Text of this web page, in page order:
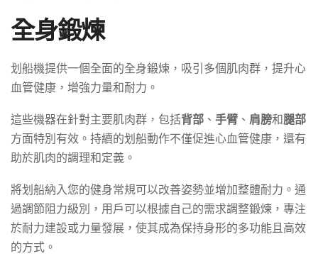
全身鍛煉
划船機提供一個全面的全身鍛煉，吸引多個肌肉群，提升心
血管健康，增強力量和耐力。
這些機器在針對主要肌肉群，包括背部 、 手臂 、 肩膀和腿部
方面特別有效。持續的划船動作不僅促進心血管健康，還有
助於肌肉的調理和定義。
將划船納入您的健身常規可以改善姿勢並增加整體耐力。通
過調節阻力級別，用戶可以根據自己的需求調整鍛煉，專注
於耐力建設或力量發展，使其成為保持身形的多功能且高效
的方式。